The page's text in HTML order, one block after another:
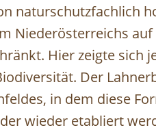
naturschutzfachlich
Niederösterreichs
Hier zeigte sich
Der
in dem diese
wieder etabliert